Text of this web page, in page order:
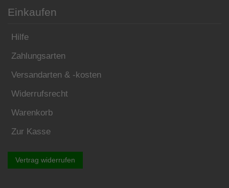
Einkaufen
Hilfe
Zahlungsarten
Versandarten & -kosten
Widerrufsrecht
Warenkorb
Zur Kasse
Vertrag widerrufen